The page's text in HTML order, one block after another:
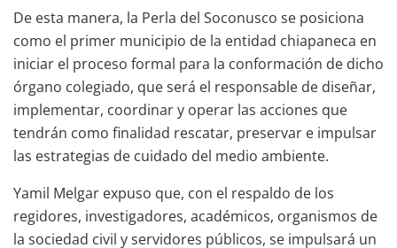
De esta manera, la Perla del Soconusco se posiciona
como el primer municipio de la entidad chiapaneca en
iniciar el proceso formal para la conformación de dicho
órgano colegiado, que será el responsable de diseñar,
implementar, coordinar y operar las acciones que
tendrán como finalidad rescatar, preservar e impulsar
las estrategias de cuidado del medio ambiente.
Yamil Melgar expuso que, con el respaldo de los
regidores, investigadores, académicos, organismos de
la sociedad civil y servidores públicos, se impulsará un